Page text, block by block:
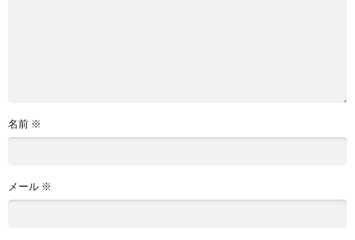
名前 ※
メール ※